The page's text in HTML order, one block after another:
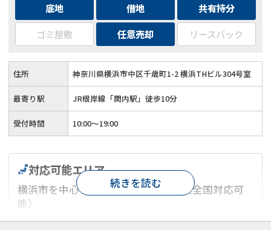
底地 借地
共有持分
ゴミ屋敷
任意売却 リースバック
住所 神奈川県横浜市中区千歳町1-2 横浜THビル304号室
最寄り駅 JR根岸線「関内駅」徒歩10分
受付時間 10:00～19:00
対応可能エリア
横浜市を中心とした神奈川県エリア（全国対応可
能）
続きを読む